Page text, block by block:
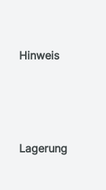
Hinweis
Lagerung